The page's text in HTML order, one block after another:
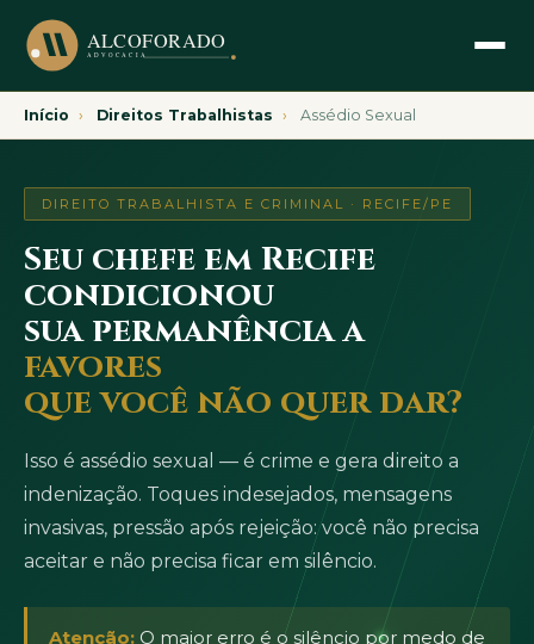
Início › Direitos Trabalhistas › Assédio Sexual
DIREITO TRABALHISTA E CRIMINAL · RECIFE/PE
Seu chefe em Recife
condicionou
sua permanência a
favores
que você não quer dar?
Isso é assédio sexual — é crime e gera direito a
indenização. Toques indesejados, mensagens
invasivas, pressão após rejeição: você não precisa
aceitar e não precisa ficar em silêncio.
Atenção: O maior erro é o silêncio por medo de